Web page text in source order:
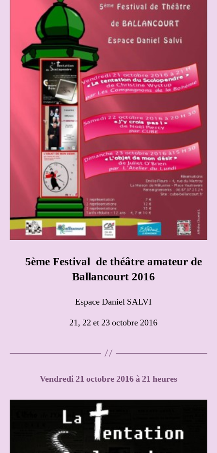
5ème Festival de théâtre amateur de
Ballancourt 2016
Espace Daniel SALVI
21, 22 et 23 octobre 2016
Vendredi 21 octobre 2016 à 21 heures